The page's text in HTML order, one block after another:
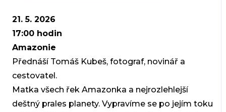
21. 5. 2026
17:00 hodin
Amazonie
Přednáší Tomáš Kubeš, fotograf, novinář a
cestovatel.
Matka všech řek Amazonka a nejrozlehlejší
deštný prales planety. Vypravíme se po jejím toku